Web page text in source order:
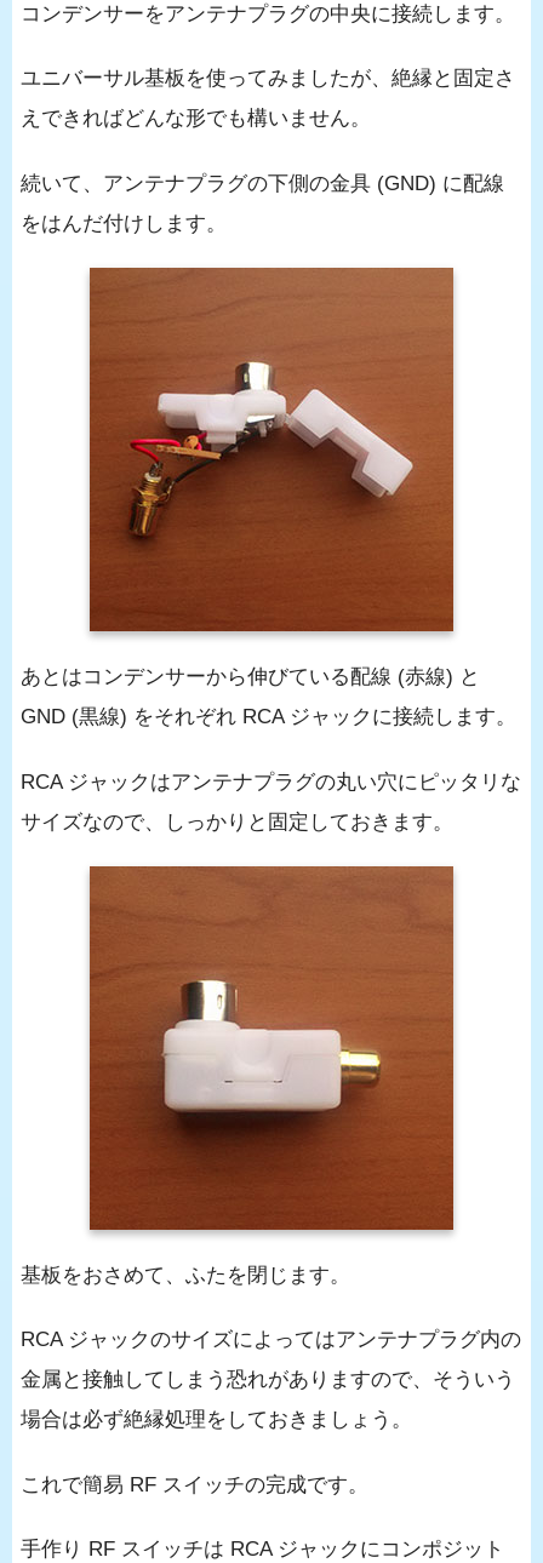
コンデンサーをアンテナプラグの中央に接続します。
ユニバーサル基板を使ってみましたが、絶縁と固定さ
えできればどんな形でも構いません。
続いて、アンテナプラグの下側の金具 (GND) に配線
をはんだ付けします。
あとはコンデンサーから伸びている配線 (赤線) と
GND (黒線) をそれぞれ RCA ジャックに接続します。
RCA ジャックはアンテナプラグの丸い穴にピッタリな
サイズなので、しっかりと固定しておきます。
基板をおさめて、ふたを閉じます。
RCA ジャックのサイズによってはアンテナプラグ内の
金属と接触してしまう恐れがありますので、そういう
場合は必ず絶縁処理をしておきましょう。
これで簡易 RF スイッチの完成です。
手作り RF スイッチは RCA ジャックにコンポジット